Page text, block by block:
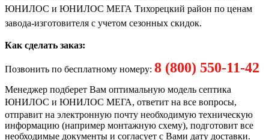
ЮНИЛОС и ЮНИЛОС МЕГА Тихорецкий район по ценам
завода-изготовителя с учетом сезонных скидок.
Как сделать заказ:
Позвонить по бесплатному номеру: 8 (800) 550-11-42
Менеджер подберет Вам оптимальную модель септика
ЮНИЛОС и ЮНИЛОС МЕГА, ответит на все вопросы,
отправит на электронную почту необходимую техническую
информацию (например монтажную схему), подготовит все
необходимые документы и согласует с Вами дату доставки.